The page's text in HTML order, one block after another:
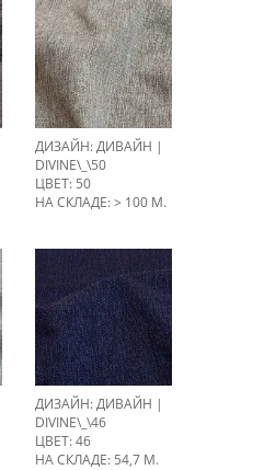
ДИЗАЙН: ДИВАЙН |
DIVINE\_\50
ЦВЕТ: 50
НА СКЛАДЕ: > 100 М.
ДИЗАЙН: ДИВАЙН |
DIVINE\_\46
ЦВЕТ: 46
НА СКЛАДЕ: 54,7 М.